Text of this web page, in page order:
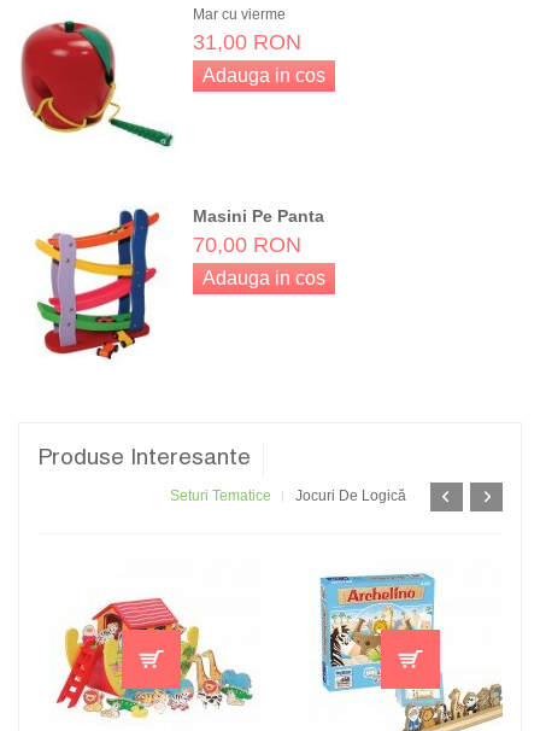
Mar cu vierme
Masini Pe Panta
Produse Interesante
Seturi Tematice Jocuri De Logică